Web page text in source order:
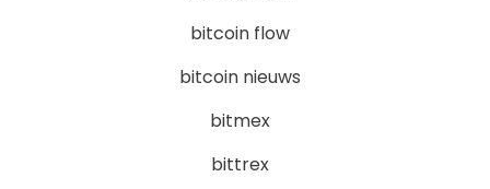
bitcoin flow
bitcoin nieuws
bitmex
bittrex